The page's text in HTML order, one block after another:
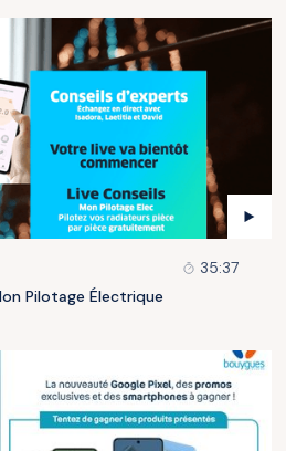
35:37
Pilotage Électrique